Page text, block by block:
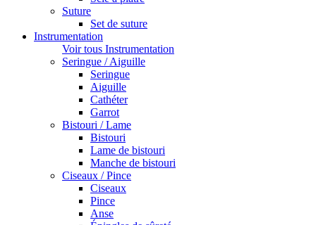
Suture
Set de suture
Instrumentation
Voir tous Instrumentation
Seringue / Aiguille
Seringue
Aiguille
Cathéter
Garrot
Bistouri / Lame
Bistouri
Lame de bistouri
Manche de bistouri
Ciseaux / Pince
Ciseaux
Pince
Anse